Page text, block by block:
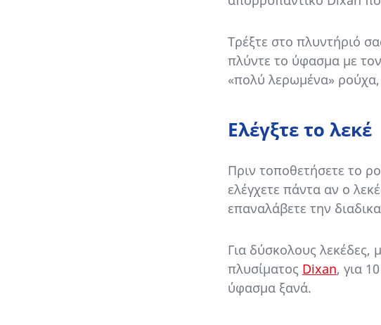
Τρέξτε στο πλυντήριό
πλύντε το ύφασμα με
«πολύ λερωμένα»
Ελέγξτε το λεκέ
Πριν τοποθετήσετε το
ελέγχετε πάντα αν ο
επαναλάβετε την
Για δύσκολους λεκέδες,
πλυσίματος Dixan, για
ύφασμα ξανά.